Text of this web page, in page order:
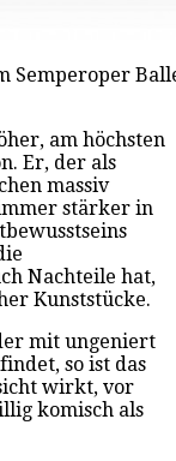
Semperoper
am höchsten
Er, der als
massiv
stärker in
Nachteile hat,
Kunststücke.
mit ungeniert
so ist das
wirkt, vor
komisch als